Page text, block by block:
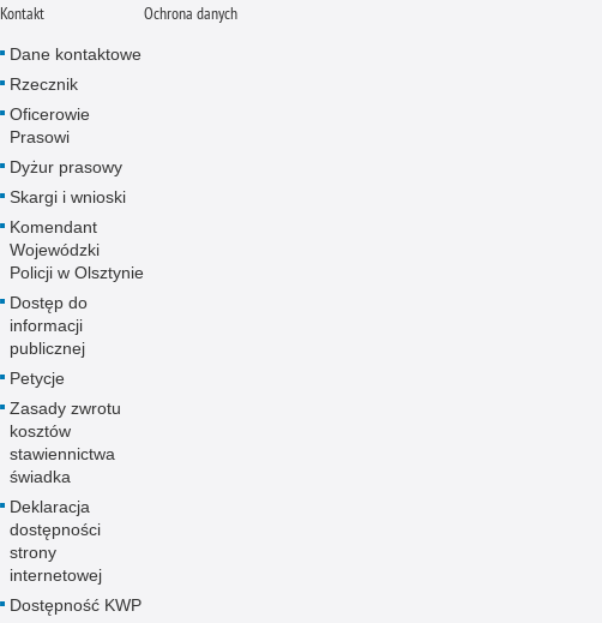
Kontakt
Dane kontaktowe
Rzecznik
Oficerowie
Prasowi
Dyżur prasowy
Skargi i wnioski
Komendant
Wojewódzki
Policji w Olsztynie
Dostęp do
informacji
publicznej
Petycje
Zasady zwrotu
kosztów
stawiennictwa
świadka
Deklaracja
dostępności
strony
internetowej
Dostępność KWP
Ochrona danych